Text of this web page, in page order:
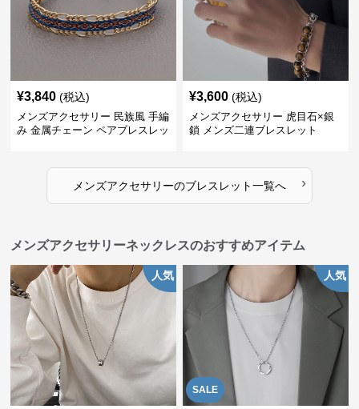
¥3,840 (税込)
メンズアクセサリー 民族風 手編
み 金属チェーン ペアブレスレッ
¥3,600 (税込)
メンズアクセサリー 虎目石×銀
鎖 メンズ二連ブレスレット
メンズアクセサリーのブレスレット一覧へ ›
メンズアクセサリーネックレスのおすすめアイテム
人気
SALE
人気